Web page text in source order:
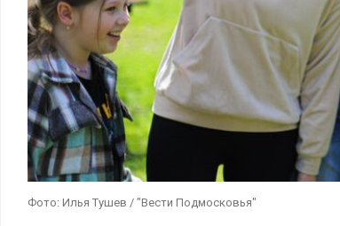
Фото: Илья Тушев / "Вести Подмосковья"